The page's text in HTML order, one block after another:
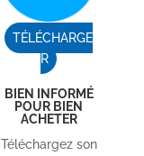
TÉLÉCHARGE
R
BIEN INFORMÉ
POUR BIEN
ACHETER
Téléchargez son